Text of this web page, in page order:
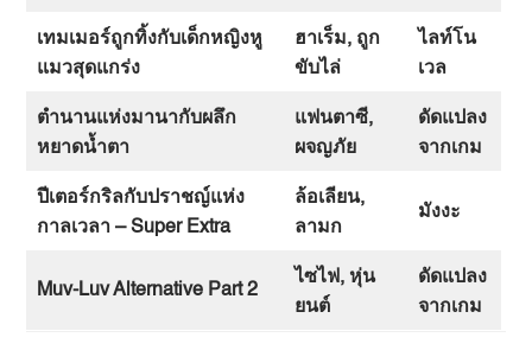
เทมเมอร์ถูกทิ้งกับเด็กหญิงหู
แมวสุดแกร่ง
ฮาเร็ม, ถูก
ขับไล่
ไลท์โน
เวล
ตำนานแห่งมานากับผลึก
หยาดน้ำตา
แฟนตาซี,
ผจญภัย
ดัดแปลง
จากเกม
ปีเตอร์กริลกับปราชญ์แห่ง
กาลเวลา – Super Extra
ล้อเลียน,
ลามก
มังงะ
Muv-Luv Alternative Part 2
ไซไฟ, หุ่น
ยนต์
ดัดแปลง
จากเกม